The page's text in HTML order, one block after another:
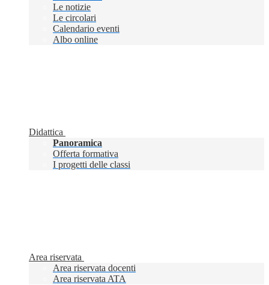
Le notizie
Le circolari
Calendario eventi
Albo online
Didattica
Panoramica
Offerta formativa
I progetti delle classi
Area riservata
Area riservata docenti
Area riservata ATA